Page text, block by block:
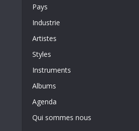
Pays
Industrie
Artistes
Styles
Instruments
Albums
Agenda
Qui sommes nous